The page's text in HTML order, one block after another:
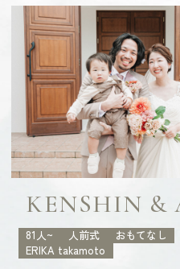
KENSHIN &
81人~ 人前式
おもてなし
ERIKA takamoto